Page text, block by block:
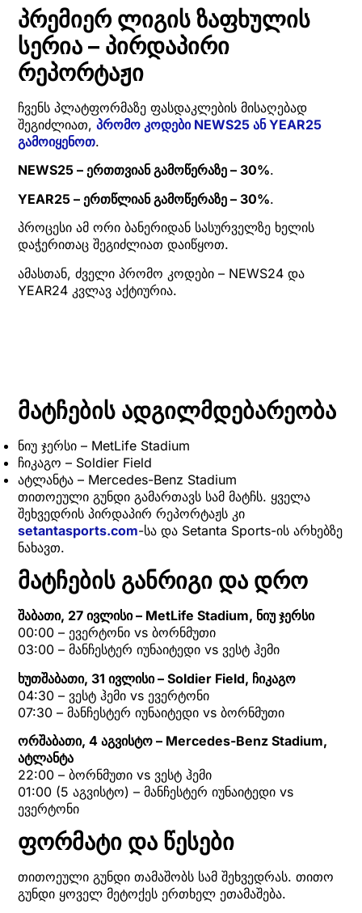
პრემიერ ლიგის ზაფხულის
სერია – პირდაპირი
რეპორტაჟი
ჩვენს პლატფორმაზე ფასდაკლების მისაღებად
შეგიძლიათ, პრომო კოდები NEWS25 ან YEAR25
გამოიყენოთ.
NEWS25 – ერთთვიან გამოწერაზე – 30%.
YEAR25 – ერთწლიან გამოწერაზე – 30%.
პროცესი ამ ორი ბანერიდან სასურველზე ხელის
დაჭერითაც შეგიძლიათ დაიწყოთ.
ამასთან, ძველი პრომო კოდები – NEWS24 და
YEAR24 კვლავ აქტიურია.
მატჩების ადგილმდებარეობა
ნიუ ჯერსი – MetLife Stadium
ჩიკაგო – Soldier Field
ატლანტა – Mercedes-Benz Stadium
თითოეული გუნდი გამართავს სამ მატჩს. ყველა
შეხვედრის პირდაპირ რეპორტაჟს კი
setantasports.com-სა და Setanta Sports-ის არხებზე
ნახავთ.
მატჩების განრიგი და დრო
შაბათი, 27 ივლისი – MetLife Stadium, ნიუ ჯერსი
00:00 – ევერტონი vs ბორნმუთი
03:00 – მანჩესტერ იუნაიტედი vs ვესტ ჰემი
ხუთშაბათი, 31 ივლისი – Soldier Field, ჩიკაგო
04:30 – ვესტ ჰემი vs ევერტონი
07:30 – მანჩესტერ იუნაიტედი vs ბორნმუთი
ორშაბათი, 4 აგვისტო – Mercedes-Benz Stadium,
ატლანტა
22:00 – ბორნმუთი vs ვესტ ჰემი
01:00 (5 აგვისტო) – მანჩესტერ იუნაიტედი vs
ევერტონი
ფორმატი და წესები
თითოეული გუნდი თამაშობს სამ შეხვედრას. თითო
გუნდი ყოველ მეტოქეს ერთხელ ეთამაშება.